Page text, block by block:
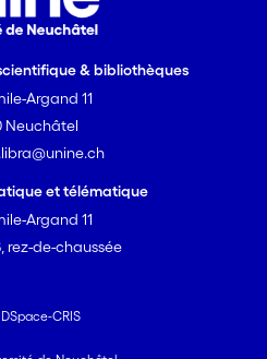
& bibliothèques
Argand 11
Neuchâtel
et télématique
Argand 11
rez-de-chaussée
CRIS